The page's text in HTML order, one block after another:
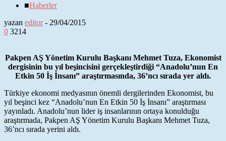
■Haberler
yazan editor- 29/04/2015
0 3214
Pakpen AŞ Yönetim Kurulu Başkanı Mehmet Tuza, Ekonomist
dergisinin bu yıl beşincisini gerçekleştirdiği “Anadolu’nun En
Etkin 50 İş İnsanı” araştırmasında, 36’ncı sırada yer aldı.
Türkiye ekonomi medyasının önemli dergilerinden Ekonomist, bu
yıl beşinci kez “Anadolu’nun En Etkin 50 İş İnsanı” araştırması
yayınladı. Anadolu’nun lider iş insanlarının ortaya konulduğu
araştırmada, Pakpen AŞ Yönetim Kurulu Başkanı Mehmet Tuza,
36’ncı sırada yerini aldı.